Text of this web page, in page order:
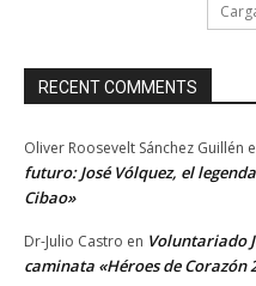
RECENT COMMENTS
Oliver Roosevelt Sánchez Guillén
futuro: José Vólquez, el
Cibao»
Dr-Julio Castro en Voluntariado
caminata «Héroes de Corazón